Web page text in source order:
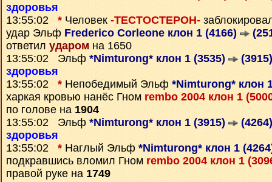
здоровья
13:55:02 * Человек -ТЕСТОСТЕРОН-
удар Эльф Frederico Corleone клон 1 (4166)
ответил ударом на 1650
13:55:02 Эльф *Nimturong* клон 1 (3535)
(3915)
здоровья
13:55:02 * Непобедимый Эльф *Nimturong* клон
харкая кровью нанёс Гном rembo 2004 клон 1
по голове на 1904
13:55:02 Эльф *Nimturong* клон 1 (3915)
(4264)
здоровья
13:55:02 * Наглый Эльф *Nimturong* клон 1
подкравшись вломил Гном rembo 2004 клон 1
правой руке на 1749